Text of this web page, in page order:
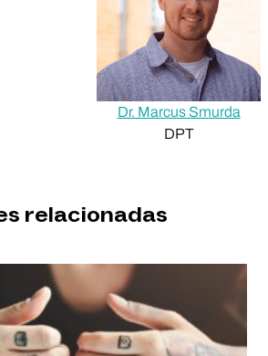
Dr. Marcus Smurda
DPT
relacionadas